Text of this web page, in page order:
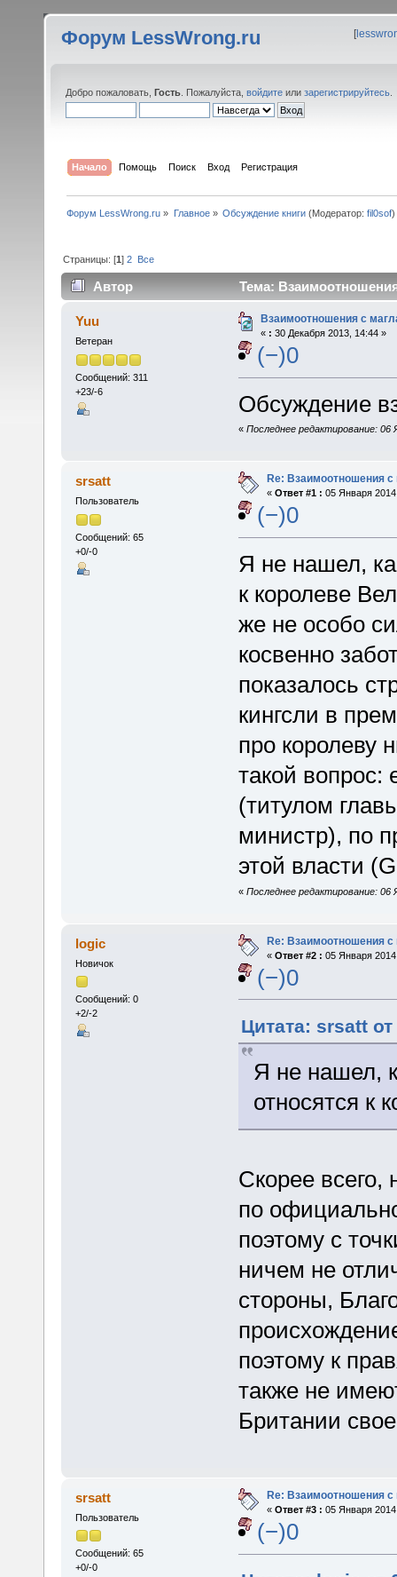
Форум LessWrong.ru [
Добро пожаловать, Гость . Пожалуйста, войдите или зарегистрируйтесь
Начало Помощь Поиск Вход Регистрация
Форум LessWrong.ru » Главное» Обсуждение книги(Модератор: fil0sof)
Страницы: [1]2 Все
Автор Тема:
Yuu
Ветеран
Сообщений: 311
+23/-6
Взаимоотношения с
« : 30 Декабря 2013, 14:44 »
(−)0
Обсуждение
« Последнее редактирование: 06
srsatt
Пользователь
Сообщений: 65
+0/-0
Re: Взаимоотношения
« Ответ #1 : 05 Января
(−)0
Я не нашел,
к королеве
же не особо
косвенно
показалось
кингсли в
про королеву
такой вопрос:
(титулом
министр), по
этой власти
« Последнее редактирование: 06
logic
Новичок
Сообщений: 0
+2/-2
Re: Взаимоотношения с
« Ответ #2 : 05 Января
(−)0
Цитата: srsatt
Я не нашел,
относятся к
Скорее всего,
по
поэтому с
ничем не
стороны,
поэтому к
также не
Британии
srsatt
Пользователь
Сообщений: 65
+0/-0
Re: Взаимоотношения
« Ответ #3 : 05 Января
(−)0